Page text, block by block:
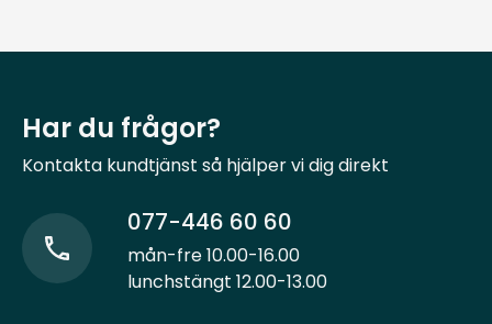
Har du frågor?
Kontakta kundtjänst så hjälper vi dig direkt
077-446 60 60
mån-fre 10.00-16.00
lunchstängt 12.00-13.00